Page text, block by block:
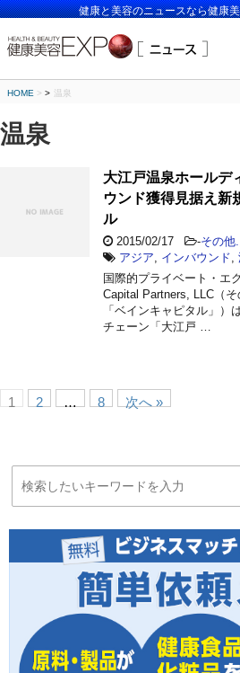
健康と美容のニュースなら健康
HOME > 温泉
温泉
大江戸温泉ホール
ウンド獲得見据え新
ル
2015/02/17 -その他.
アジア
インバウンド
国際的プライベート・エ
Capital Partners, LLC（
「ベインキャピタル」
チェーン「大江戸 …
1 2 … 8 次へ »